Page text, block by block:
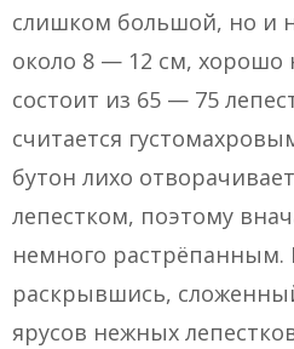
слишком большой, но и
около 8 — 12 см,
состоит из 65 — 75
считается
бутон лихо
лепестком, поэтому
немного растрёпанным.
раскрывшись,
ярусов нежных